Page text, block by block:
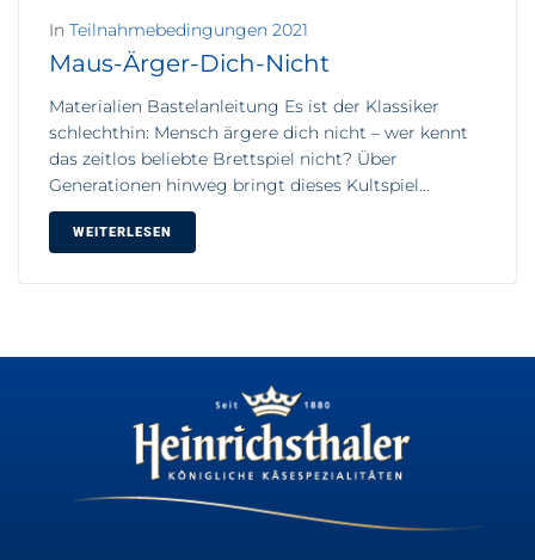
In Teilnahmebedingungen 2021
Maus-Ärger-Dich-Nicht
Materialien Bastelanleitung Es ist der Klassiker
schlechthin: Mensch ärgere dich nicht – wer kennt
das zeitlos beliebte Brettspiel nicht? Über
Generationen hinweg bringt dieses Kultspiel...
WEITERLESEN